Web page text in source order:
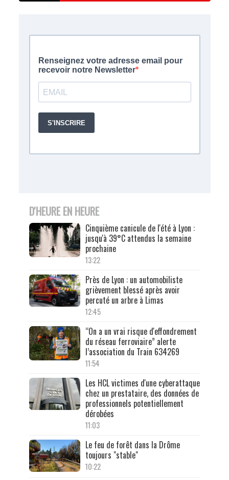
D'HEURE EN HEURE
Cinquième canicule de l'été à Lyon :
jusqu'à 39°C attendus la semaine
prochaine
13:22
Près de Lyon : un automobiliste
grièvement blessé après avoir
percuté un arbre à Limas
12:45
“On a un vrai risque d'effondrement
du réseau ferroviaire” alerte
l’association du Train 634269
11:54
Les HCL victimes d'une cyberattaque
chez un prestataire, des données de
professionnels potentiellement
dérobées
11:03
Le feu de forêt dans la Drôme
toujours "stable"
10:22